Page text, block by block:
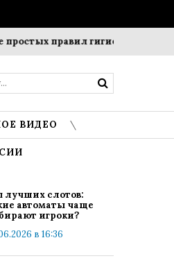
правил гигиены помогает
ВИДЕО
лучших слотов:
автоматы чаще
игроки?
в 16:36